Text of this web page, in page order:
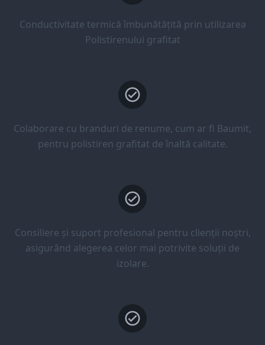
Conductivitate termică îmbunătățită prin utilizarea
Polistirenului grafitat
Colaborare cu branduri de renume, cum ar fi Baumit,
pentru polistiren grafitat de înaltă calitate.
Consiliere și suport profesional pentru clienții noștri,
asigurând alegerea celor mai potrivite soluții de
izolare.